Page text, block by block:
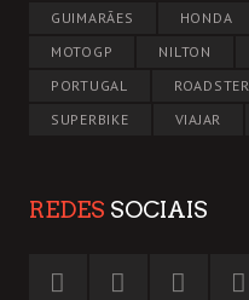
GUIMARÃES
HONDA
MOTOGP
NILTON
PORTUGAL
ROADSTER
SUPERBIKE
VIAJAR
REDES SOCIAIS